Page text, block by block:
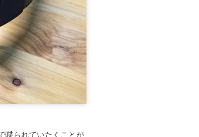
喋られていたくことが